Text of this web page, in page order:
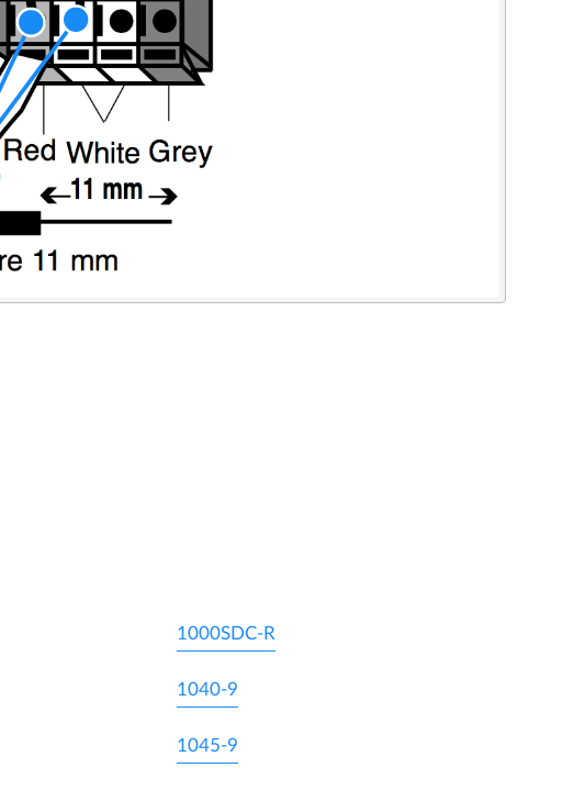
1000SDC-R
1040-9
1045-9